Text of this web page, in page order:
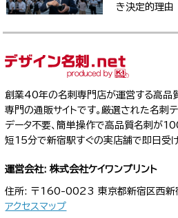
き決定的理由
創業40年の名刺専門店が運営する高品
専門の通販サイトです。厳選された名刺
データ不要、簡単操作で高品質名刺が
短15分で新宿駅すぐの実店舗で即日受
運営会社: 株式会社ケイワンプリント
住所: 〒160-0023 東京都新宿区西
アクセスマップ